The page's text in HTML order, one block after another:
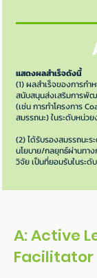
แสดงผลสำเร็จดังนี้
(1) ผลสำเร็จของการกำ
สนับสนุนส่งเสริมการพัฒ
(เช่น การทำโครงการ
สมรรถนะ) ในระดับหน่ว
(2) ได้รับรองสมรรถนะ
นโยบาย/กลยุทธ์ผ่านทา
วิจัย เป็นที่ยอมรับในระดั
A: Active
Facilitator